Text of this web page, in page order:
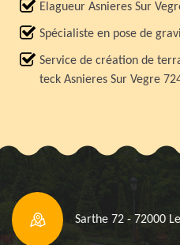
Elagueur Asnieres Sur
Spécialiste en pose de
Service de création de
teck Asnieres Sur Vegre
Sarthe 72 - 72000